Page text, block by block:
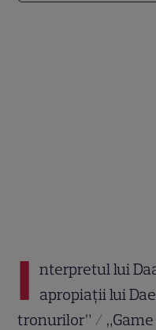
I nterpretul lui
apropiații lui
tronurilor” /